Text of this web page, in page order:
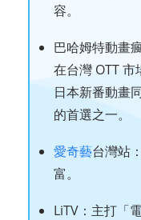
容。
巴哈姆特動畫
在台灣 OTT
日本新番動畫
的首選之一。
愛奇藝台灣站
富。
LiTV：主打「